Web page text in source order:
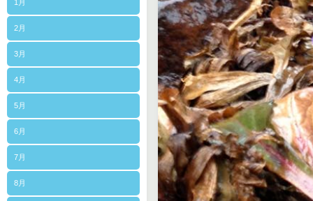
1月
2月
3月
4月
5月
6月
7月
8月